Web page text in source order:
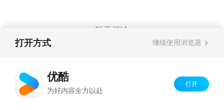
暂无评论
打开方式 继续使用浏览器
优酷
为好内容全力以赴
打开